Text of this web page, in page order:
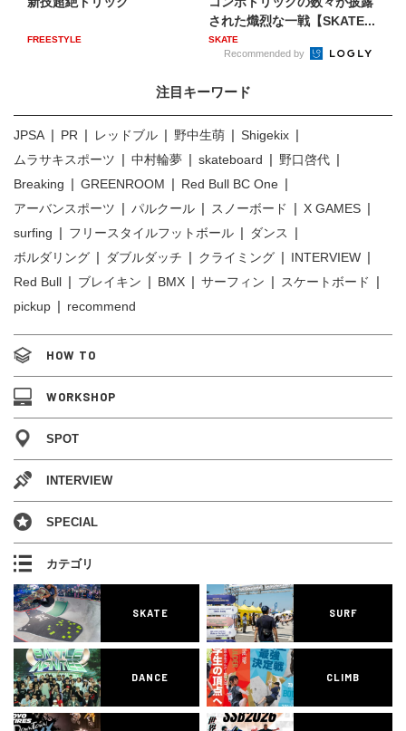
FREESTYLE
された熾烈な一戦【SKATE...
SKATE
Recommended by
注目キーワード
JPSA PR レッドブル 野中生萌
Shigekix
ムラサキスポーツ
中村輪夢 skateboard
野口啓代
Breaking
GREENROOM
Red Bull BC One
アーバンスポーツ
パルクール スノーボード
X GAMES
surfing
フリースタイルフットボール
ダンス
ボルダリング
ダブルダッチ クライミング
INTERVIEW
Red Bull
ブレイキン BMX サーフィン
スケートボード
pickup
recommend
HOW TO
WORKSHOP
SPOT
INTERVIEW
SPECIAL
カテゴリ
SKATE SURF
DANCE CLIMB